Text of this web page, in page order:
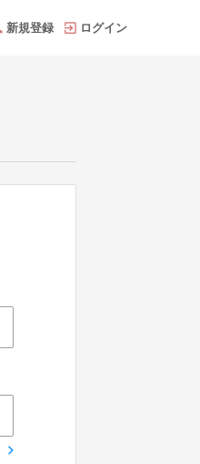
新規登録 ログイン